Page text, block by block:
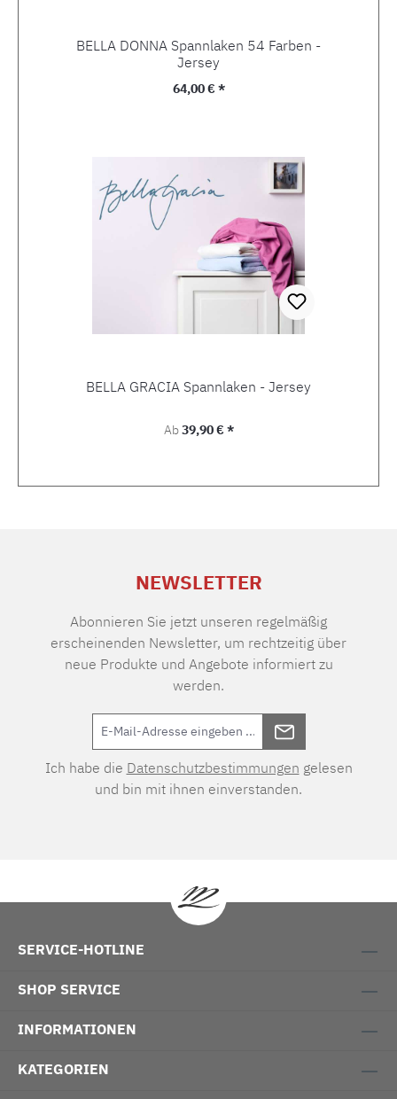
BELLA DONNA Spannlaken 54 Farben -
Jersey
Regulärer Preis:
64,00 € *
BELLA GRACIA Spannlaken - Jersey
Regulärer Preis:
Ab39,90 € *
NEWSLETTER
Abonnieren Sie jetzt unseren regelmäßig
erscheinenden Newsletter, um rechtzeitig über
neue Produkte und Angebote informiert zu
werden.
Ich habe die Datenschutzbestimmungen gelesen
und bin mit ihnen einverstanden.
SERVICE-HOTLINE
SHOP SERVICE
INFORMATIONEN
KATEGORIEN